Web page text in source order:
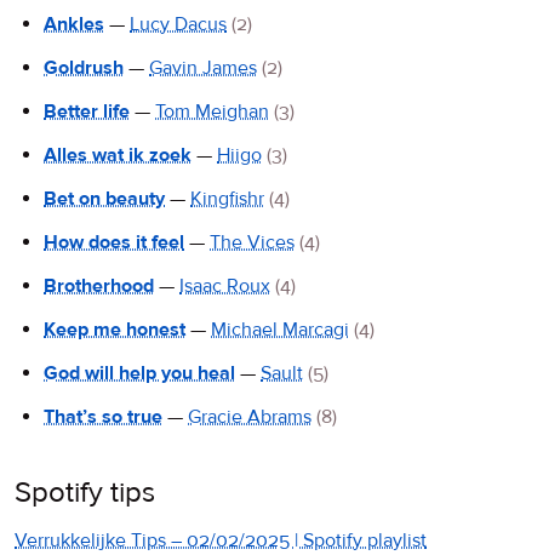
Ankles — Lucy Dacus (2)
Goldrush — Gavin James (2)
Better life — Tom Meighan (3)
Alles wat ik zoek — Hiigo (3)
Bet on beauty— Kingfishr (4)
How does it feel — The Vices (4)
Brotherhood — Isaac Roux (4)
Keep me honest— Michael Marcagi (4)
God will help you heal — Sault (5)
That’s so true — Gracie Abrams (8)
Spotify tips
Verrukkelijke Tips – 02/02/2025 | Spotify playlist